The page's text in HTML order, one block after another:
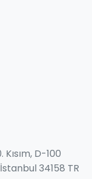
D-100
34158 TR